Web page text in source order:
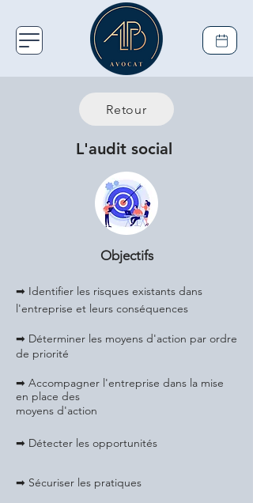
Retour
L'audit social
Objectifs
➡ Identifier les risques existants dans
l'entreprise et leurs conséquences
➡ Déterminer les moyens d'action par ordre
de priorité
➡ Accompagner l'entreprise dans la mise
en place des
moyens d'action
➡ Détecter les opportunités
➡ Sécuriser les pratiques